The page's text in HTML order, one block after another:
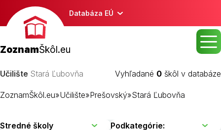
Databáza EÚ
ZoznamŠkôl.eu
Učilište Stará Ľubovňa Vyhľadané 0 škôl v databáze
ZoznamŠkôl.eu»Učilište»Prešovský»Stará Ľubovňa